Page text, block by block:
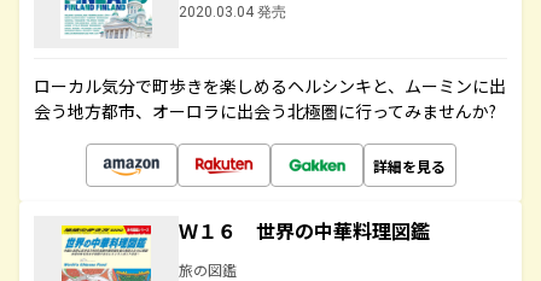
2020.03.04 発売
ローカル気分で町歩きを楽しめるヘルシンキと、ムーミンに出
会う地方都市、オーロラに出会う北極圏に行ってみませんか?
詳細を見る
Ｗ１６ 世界の中華料理図鑑
旅の図鑑